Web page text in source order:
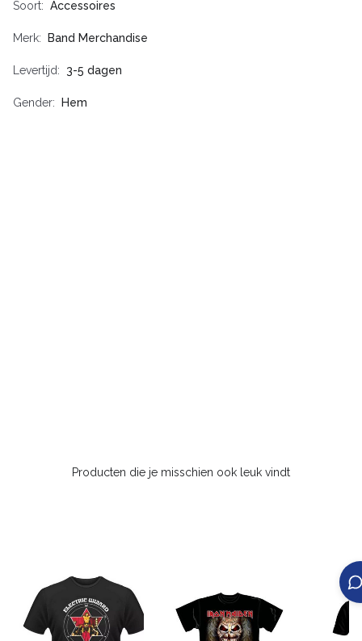
Soort Accessoires
Merk Band Merchandise
Levertijd 3-5 dagen
Gender Hem
Producten die je misschien ook leuk vindt